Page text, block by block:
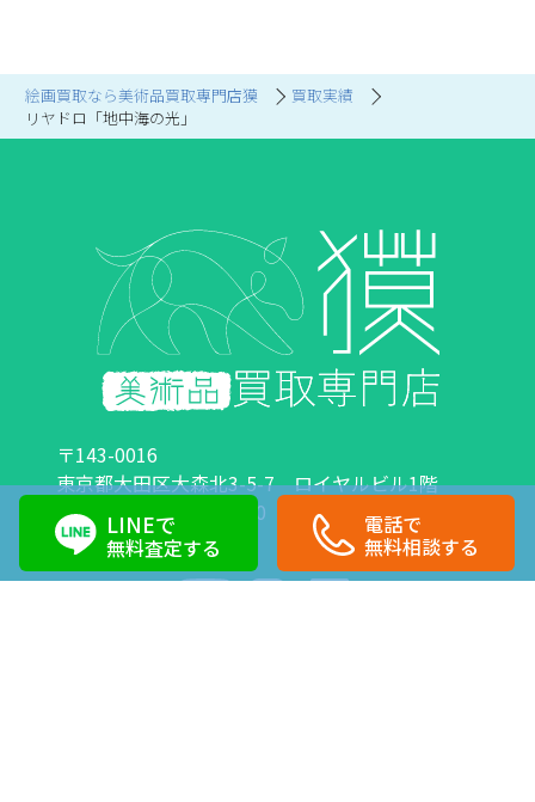
LINEで
無料査定する
電話で
無料相談する
絵画買取なら美術品買取専門店獏
買取実績
リヤドロ「地中海の光」
〒143-0016
東京都大田区大森北3-5-7 ロイヤルビル1階
営業時間：10:00～18:00 定休日：日曜日・祝日
0120-89-0007 03-6423-1033